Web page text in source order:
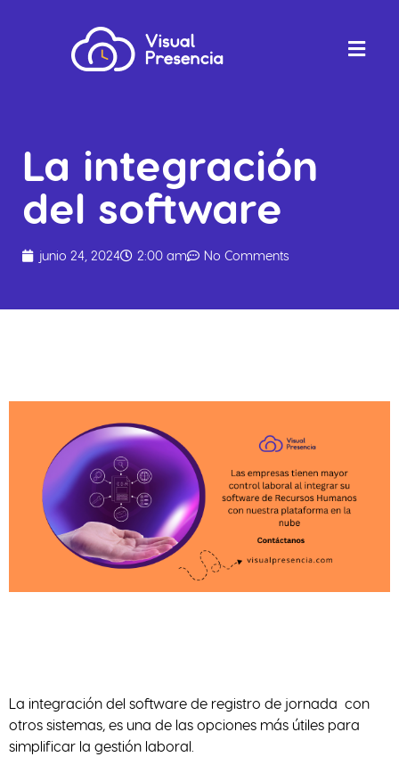
La integración
del software
junio 24, 2024 2:00 am No Comments
La integración del software de registro de jornada con
otros sistemas, es una de las opciones más útiles para
simplificar la gestión laboral.